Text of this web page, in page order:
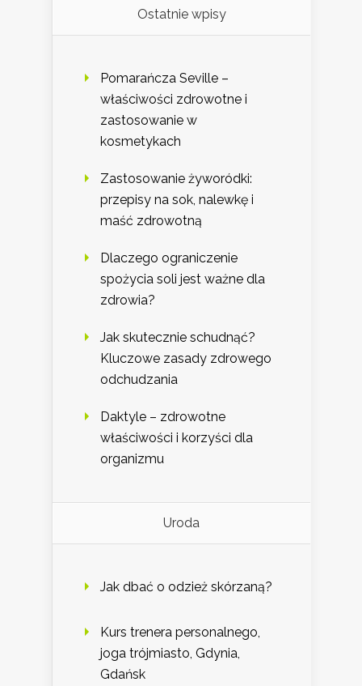
Ostatnie wpisy
Pomarańcza Seville –
właściwości zdrowotne i
zastosowanie w
kosmetykach
Zastosowanie żyworódki:
przepisy na sok, nalewkę i
maść zdrowotną
Dlaczego ograniczenie
spożycia soli jest ważne dla
zdrowia?
Jak skutecznie schudnąć?
Kluczowe zasady zdrowego
odchudzania
Daktyle – zdrowotne
właściwości i korzyści dla
organizmu
Uroda
Jak dbać o odzież skórzaną?
Kurs trenera personalnego,
joga trójmiasto, Gdynia,
Gdańsk